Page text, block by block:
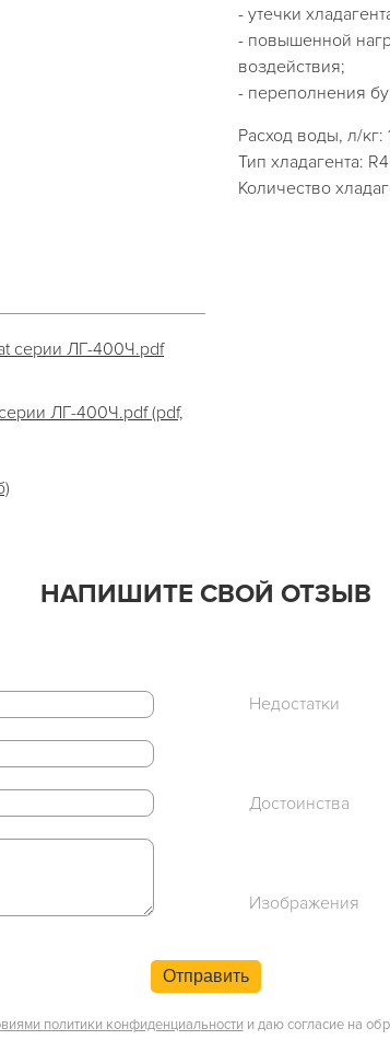
- утечки
- повышенной
воздействия;
- переполнения
Расход воды, л/кг:
Тип хладагента:
Количество
серии ЛГ-400Ч.pdf
ЛГ-400Ч.pdf (pdf,
НАПИШИТЕ СВОЙ ОТЗЫВ
Недостатки
Достоинства
Изображения
Отправить
политики конфиденциальности и даю согласие на